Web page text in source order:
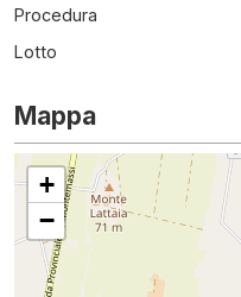
Procedura
Lotto
Mappa
+
−